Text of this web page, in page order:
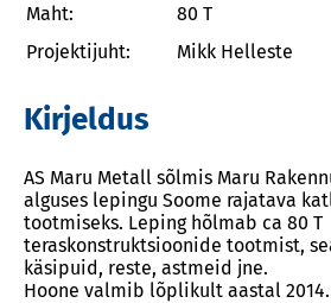
Maht:
80 T
Projektijuht:
Mikk Helleste
Kirjeldus
AS Maru Metall sõlmis Maru
alguses lepingu Soome rajatava
tootmiseks. Leping hõlmab ca 80 T
teraskonstruktsioonide tootmist,
käsipuid, reste, astmeid jne.
Hoone valmib lõplikult aastal 2014.